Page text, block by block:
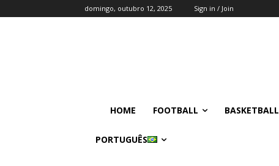
domingo, outubro 12, 2025 Sign in / Join
HOME FOOTBALL BASKETBALL
PORTUGUÊS